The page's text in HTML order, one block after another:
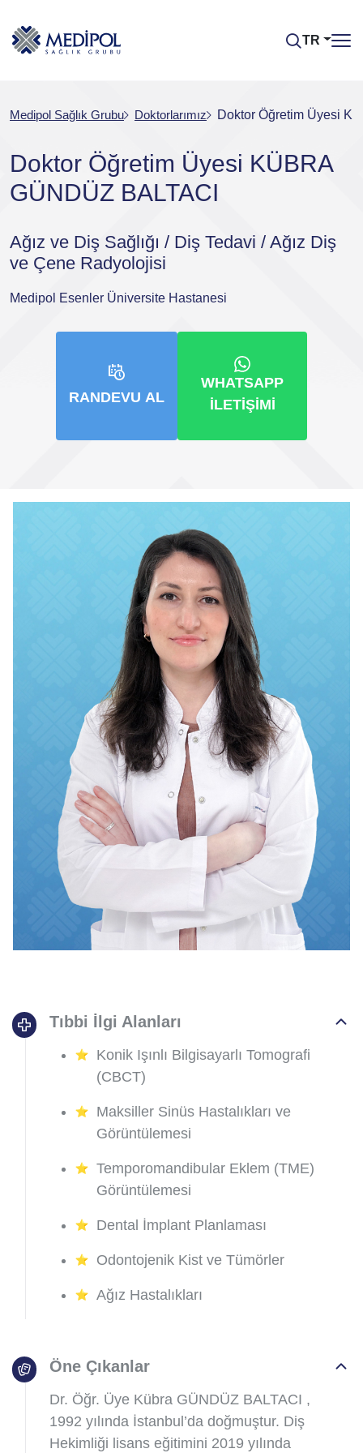
TR
Medipol Sağlık Grubu Doktorlarımız Doktor Öğretim Üyesi
Doktor Öğretim Üyesi KÜBRA
GÜNDÜZ BALTACI
Ağız ve Diş Sağlığı / Diş Tedavi / Ağız Diş
ve Çene Radyolojisi
Medipol Esenler Üniversite Hastanesi
RANDEVU AL
WHATSAPP
İLETIŞIMI
Tıbbi İlgi Alanları
Konik Işınlı Bilgisayarlı Tomografi
(CBCT)
Maksiller Sinüs Hastalıkları ve
Görüntülemesi
Temporomandibular Eklem (TME)
Görüntülemesi
Dental İmplant Planlaması
Odontojenik Kist ve Tümörler
Ağız Hastalıkları
Öne Çıkanlar
Dr. Öğr. Üye Kübra GÜNDÜZ BALTACI ,
1992 yılında İstanbul’da doğmuştur. Diş
Hekimliği lisans eğitimini 2019 yılında